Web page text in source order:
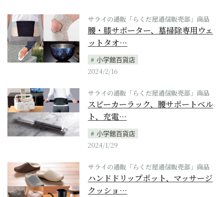
サライの通販「らくだ屋通信販売部」商品
腰・膝サポーター、墓掃除専用ウェ
ットタオ…
小学館百貨店
2024/2/16
サライの通販「らくだ屋通信販売部」商品
スピーカーラック、腰サポートベル
ト、充電…
小学館百貨店
2024/1/29
サライの通販「らくだ屋通信販売部」商品
ハンドドリップポット、マッサージ
クッショ…